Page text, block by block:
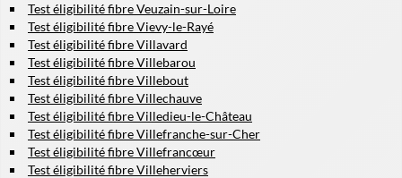
Test éligibilité fibre Veuzain-sur-Loire
Test éligibilité fibre Vievy-le-Rayé
Test éligibilité fibre Villavard
Test éligibilité fibre Villebarou
Test éligibilité fibre Villebout
Test éligibilité fibre Villechauve
Test éligibilité fibre Villedieu-le-Château
Test éligibilité fibre Villefranche-sur-Cher
Test éligibilité fibre Villefrancœur
Test éligibilité fibre Villeherviers